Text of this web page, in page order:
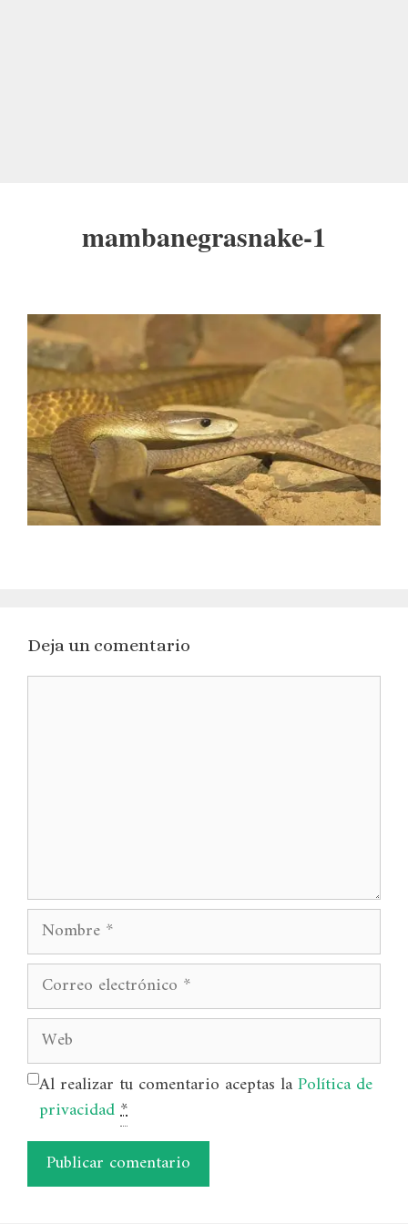
mambanegrasnake-1
Deja un comentario
Nombre
Correo
electrónico
Web
Al realizar tu comentario aceptas laPolítica de
privacidad*